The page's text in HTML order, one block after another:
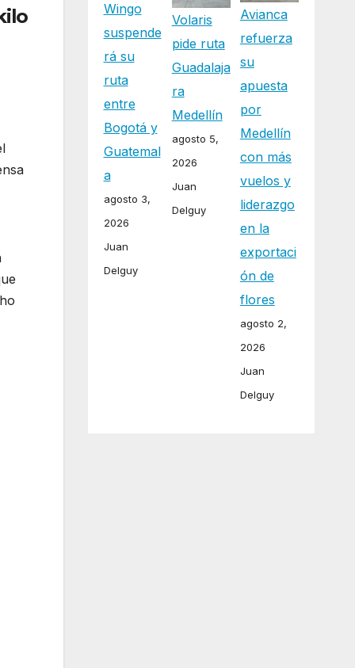
Wingo
suspende
rá su
ruta
entre
Bogotá y
Guatemal
a
agosto 3,
2026
Juan
Delguy
Volaris
pide ruta
Guadalaja
ra
Medellín
agosto 5,
2026
Juan
Delguy
Avianca
refuerza
su
apuesta
por
Medellín
con más
vuelos y
liderazgo
en la
exportaci
ón de
flores
agosto 2,
2026
Juan
Delguy